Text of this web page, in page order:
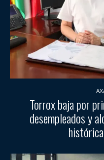
Torrox baja por
desempleados y